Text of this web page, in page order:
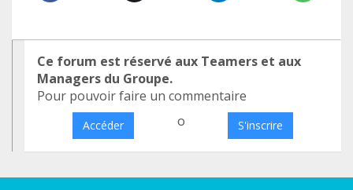
Ce forum est réservé aux Teamers et aux
Managers du Groupe.
Pour pouvoir faire un commentaire
Accéder o S'inscrire